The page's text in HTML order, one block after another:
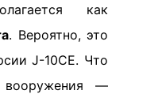
как
. Вероятно, это
J-10CE. Что
вооружения —